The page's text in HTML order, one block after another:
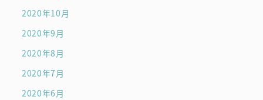
2020年10月
2020年9月
2020年8月
2020年7月
2020年6月